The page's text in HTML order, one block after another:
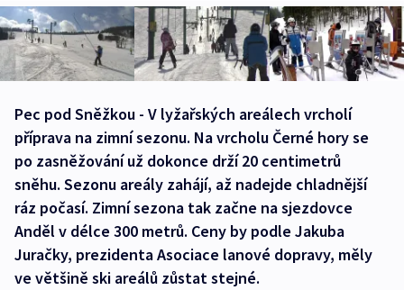
Pec pod Sněžkou - V lyžařských areálech vrcholí
příprava na zimní sezonu. Na vrcholu Černé hory se
po zasněžování už dokonce drží 20 centimetrů
sněhu. Sezonu areály zahájí, až nadejde chladnější
ráz počasí. Zimní sezona tak začne na sjezdovce
Anděl v délce 300 metrů. Ceny by podle Jakuba
Juračky, prezidenta Asociace lanové dopravy, měly
ve většině ski areálů zůstat stejné.